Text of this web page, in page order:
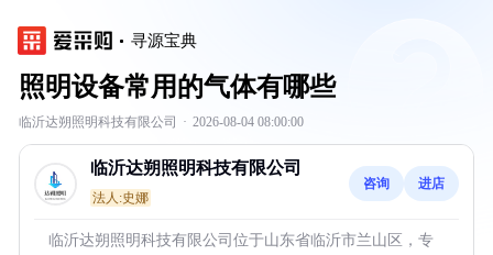
寻源宝典
照明设备常用的气体有哪些
临沂达朔照明科技有限公司 · 2026-08-04 08:00:00
临沂达朔照明科技有限公司
法人:史娜
咨询 进店
临沂达朔照明科技有限公司位于山东省临沂市兰山区，专